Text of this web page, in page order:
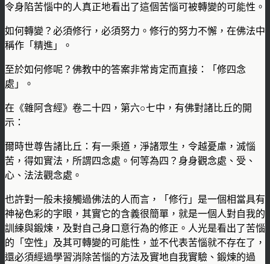
令身陷苦惱中的人真正地看出了這個苦惱可被轉變的可能性。
如何轉變？必須修行，必須努力。修行的努力不懈，在佛法中
稱作「精進」。
至於如何修呢？佛教中的答案非常肯定而直接：「修四念
處」。
在《雜阿含經》卷二十四，第六○七中，有佛對諸比丘的開
示：
爾時世尊告諸比丘：有一乘道，淨諸眾生，令越憂慮，滅惱
苦，得如實法，所謂四念處。何等為四？身身觀念處、受、
心、法法觀念處。
也許對一般未接觸過佛法的人而言，「修行」是一個相當具有
神祕色彩的字眼，其實它的含義很簡單，就是一個人對自我的
訓練與鍛煉，及對自己身口意行為的修正。人光是看出了苦惱
的「空性」及其可轉變的可能性，並不代表苦惱就不存在了，
還必須經過學習消除苦惱的方法及實地自我實驗、鍛煉的過